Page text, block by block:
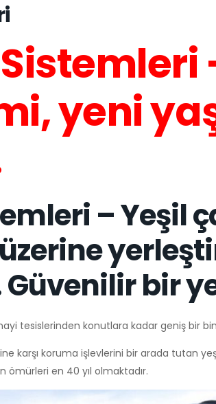
yeni
– Yeşil
bir
tesislerinden konutlara kadar geniş bir
karşı koruma işlevlerini bir arada tutan
ömürleri en 40 yıl olmaktadır.